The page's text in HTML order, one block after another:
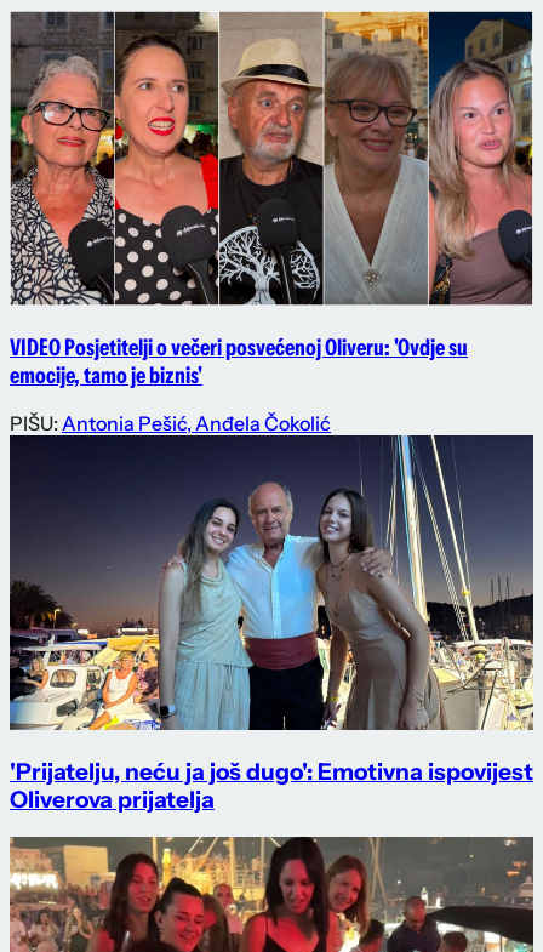
VIDEO Posjetitelji o večeri posvećenoj Oliveru: 'Ovdje su
emocije, tamo je biznis'
PIŠU: Antonia Pešić,Anđela Čokolić
'Prijatelju, neću ja još dugo': Emotivna ispovijest
Oliverova prijatelja